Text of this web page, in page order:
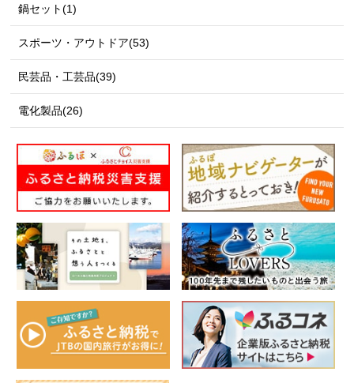
鍋セット(1)
スポーツ・アウトドア(53)
民芸品・工芸品(39)
電化製品(26)